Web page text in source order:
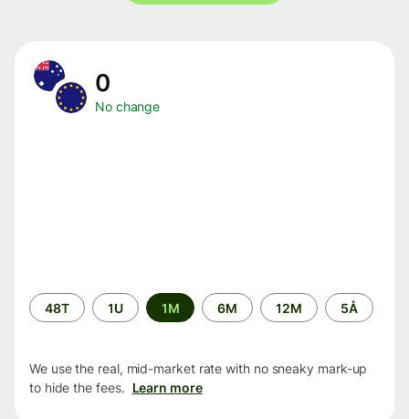
0
No change
Time
period
48T 1U 1M 6M 12M 5Å
We use the real, mid-market rate with no sneaky mark-up
to hide the fees. Learn more